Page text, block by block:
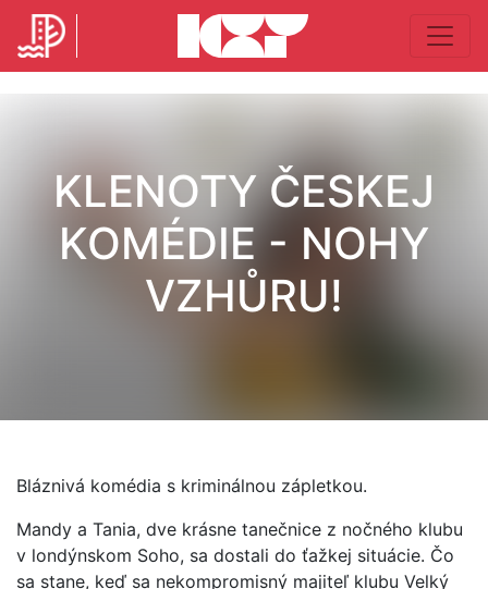
KLENOTY ČESKEJ
KOMÉDIE - NOHY
VZHŮRU!
Bláznivá komédia s kriminálnou zápletkou.
Mandy a Tania, dve krásne tanečnice z nočného klubu
v londýnskom Soho, sa dostali do ťažkej situácie. Čo
sa stane, keď sa nekompromisný majiteľ klubu Velký